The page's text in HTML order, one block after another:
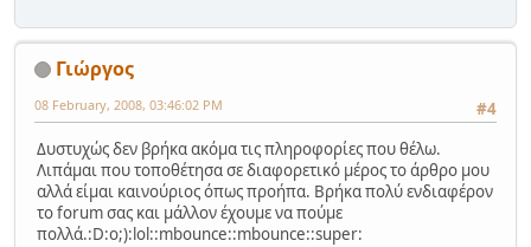
Γιώργος
#4
08 February, 2008, 03:46:02 PM
Δυστυχώς δεν βρήκα ακόμα τις πληροφορίες που θέλω.
Λιπάμαι που τοποθέτησα σε διαφορετικό μέρος το άρθρο μου
αλλά είμαι καινούριος όπως προήπα. Βρήκα πολύ ενδιαφέρον
το forum σας και μάλλον έχουμε να πούμε
πολλά.:D:o;):lol::mbounce::mbounce::super: